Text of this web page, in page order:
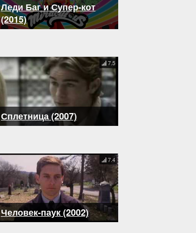
Леди Баг и Супер-кот
(2015)
Сплетница (2007)
7.5
Человек-паук (2002)
7.4